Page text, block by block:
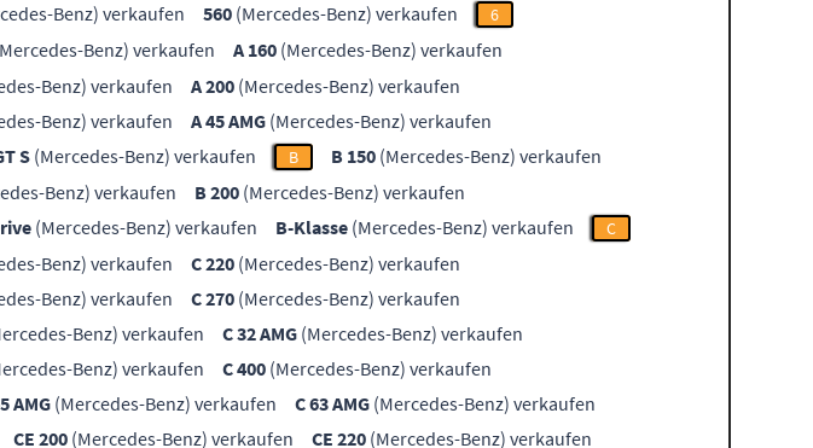
Benz) verkaufen 560 (Mercedes-Benz) verkaufen 6
Benz) verkaufen A 160 (Mercedes-Benz) verkaufen
Benz) verkaufen A 200 (Mercedes-Benz) verkaufen
Benz) verkaufen A 45 AMG (Mercedes-Benz) verkaufen
S (Mercedes-Benz) verkaufen B B 150 (Mercedes-Benz) verkaufen
Benz) verkaufen B 200 (Mercedes-Benz) verkaufen
(Mercedes-Benz) verkaufen B-Klasse (Mercedes-Benz) verkaufen C
Benz) verkaufen C 220 (Mercedes-Benz) verkaufen
Benz) verkaufen C 270 (Mercedes-Benz) verkaufen
Benz) verkaufen C 32 AMG (Mercedes-Benz) verkaufen
Benz) verkaufen C 400 (Mercedes-Benz) verkaufen
AMG(Mercedes-Benz) verkaufen C 63 AMG (Mercedes-Benz) verkaufen
CE 200 (Mercedes-Benz) verkaufen CE 220 (Mercedes-Benz) verkaufen